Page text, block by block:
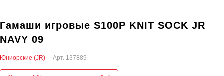
Гамаши игровые S100P KNIT SOCK JR
NAVY 09
Юниорские (JR) Арт. 137889